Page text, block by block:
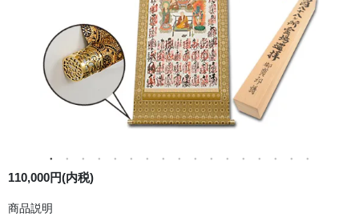
110,000円(内税)
商品説明